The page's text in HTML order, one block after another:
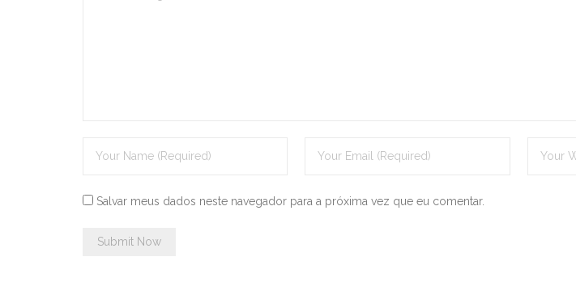
Salvar meus dados neste navegador para a próxima vez que eu comentar.